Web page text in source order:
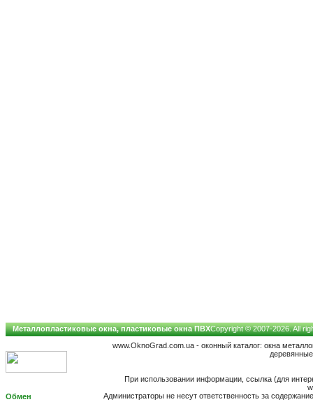
Металлопластиковые окна, пластиковые окна ПВХCopyright © 2007-2026. All
www.OknoGrad.com.ua - оконный каталог: окна
При использовании информации, ссылка (для
Администраторы не несут ответственность за
Обмен